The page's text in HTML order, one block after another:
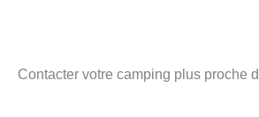
Contacter votre camping plus proche